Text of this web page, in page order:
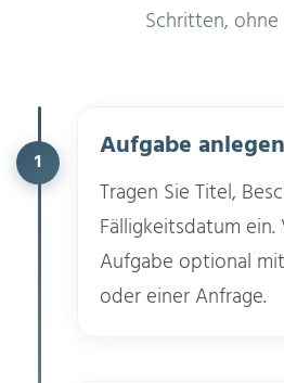
Schritten, ohne
1 Aufgabe anlegen
Tragen Sie Titel,
Fälligkeitsdatum
Aufgabe optional
oder einer Anfrage.